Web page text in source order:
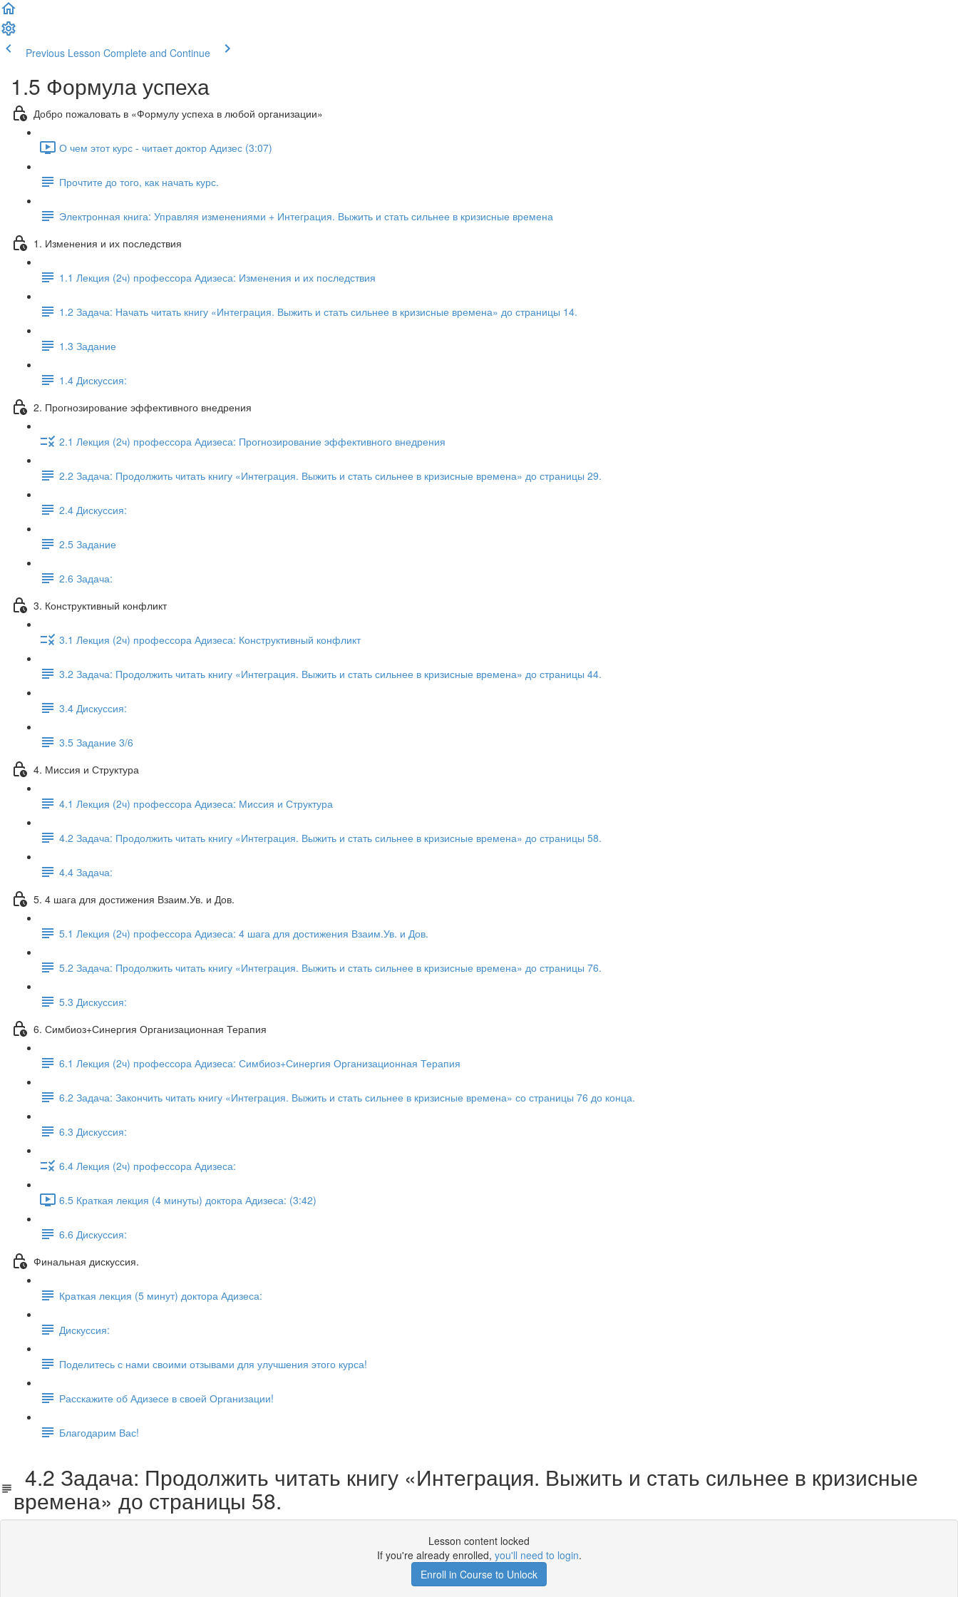
Previous Lesson Complete and Continue
1.5 Формула успеха
Добро пожаловать в «Формулу успеха в любой организации»
О чем этот курс - читает доктор Адизес (3:07)
Прочтите до того, как начать курс.
Электронная книга: Управляя изменениями + Интеграция. Выжить и стать сильнее в кризисные времена
1. Изменения и их последствия
1.1 Лекция (2ч) профессора Адизеса: Изменения и их последствия
1.2 Задача: Начать читать книгу «Интеграция. Выжить и стать сильнее в кризисные времена» до страницы 14.
1.3 Задание
1.4 Дискуссия:
2. Прогнозирование эффективного внедрения
2.1 Лекция (2ч) профессора Адизеса: Прогнозирование эффективного внедрения
2.2 Задача: Продолжить читать книгу «Интеграция. Выжить и стать сильнее в кризисные времена» до страницы 29.
2.4 Дискуссия:
2.5 Задание
2.6 Задача:
3. Конструктивный конфликт
3.1 Лекция (2ч) профессора Адизеса: Конструктивный конфликт
3.2 Задача: Продолжить читать книгу «Интеграция. Выжить и стать сильнее в кризисные времена» до страницы 44.
3.4 Дискуссия:
3.5 Задание 3/6
4. Миссия и Структура
4.1 Лекция (2ч) профессора Адизеса: Миссия и Структура
4.2 Задача: Продолжить читать книгу «Интеграция. Выжить и стать сильнее в кризисные времена» до страницы 58.
4.4 Задача:
5. 4 шага для достижения Взаим.Ув. и Дов.
5.1 Лекция (2ч) профессора Адизеса: 4 шага для достижения Взаим.Ув. и Дов.
5.2 Задача: Продолжить читать книгу «Интеграция. Выжить и стать сильнее в кризисные времена» до страницы 76.
5.3 Дискуссия:
6. Симбиоз+Синергия Организационная Терапия
6.1 Лекция (2ч) профессора Адизеса: Симбиоз+Синергия Организационная Терапия
6.2 Задача: Закончить читать книгу «Интеграция. Выжить и стать сильнее в кризисные времена» со страницы 76 до конца.
6.3 Дискуссия:
6.4 Лекция (2ч) профессора Адизеса:
6.5 Краткая лекция (4 минуты) доктора Адизеса: (3:42)
6.6 Дискуссия:
Финальная дискуссия.
Краткая лекция (5 минут) доктора Адизеса:
Дискуссия:
Поделитесь с нами своими отзывами для улучшения этого курса!
Расскажите об Адизесе в своей Организации!
Благодарим Вас!
4.2 Задача: Продолжить читать книгу «Интеграция. Выжить и стать сильнее в кризисные
времена» до страницы 58.
Lesson content locked
If you're already enrolled, you'll need to login.
Enroll in Course to Unlock